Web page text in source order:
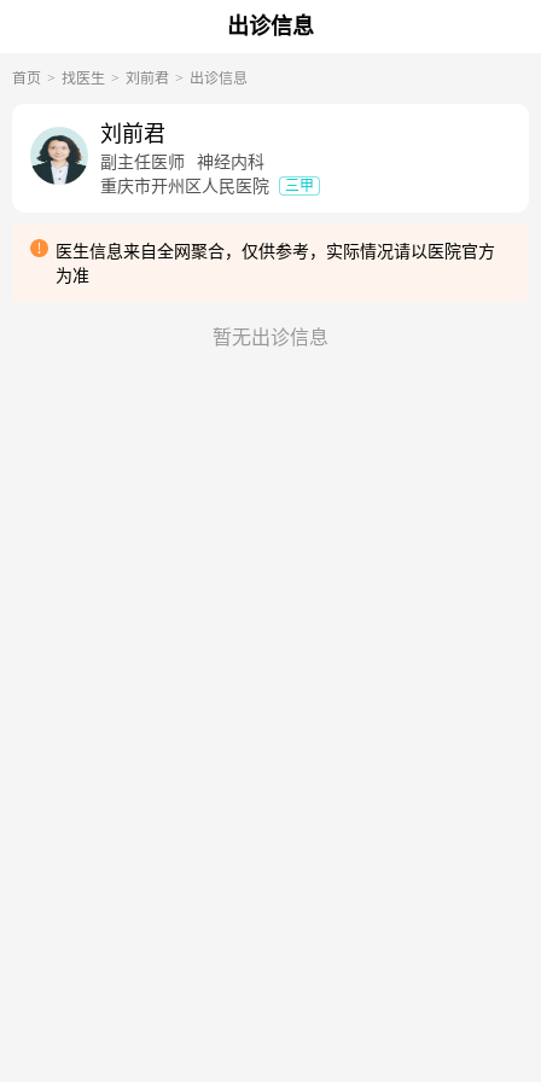
出诊信息
首页 找医生 刘前君 出诊信息
刘前君
副主任医师
神经内科
重庆市开州区人民医院
三甲
医生信息来自全网聚合，仅供参考，实际情况请以医院官方
为准
暂无出诊信息